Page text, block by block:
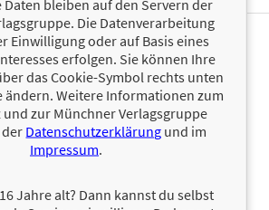
Autor und Historiker und gilt als
der deutschen sowie internationalen
Für seine journalistische Arbeit wurde er
seine kritischen Recherchen hatten
Sportgeschehen. Eggers veröffentlichte
zu diversen Themen des Sports.
Daten bleiben auf den Servern der
Die Datenverarbeitung
Einwilligung oder auf Basis eines
erfolgen. Sie können Ihre
das Cookie-Symbol rechts unten
ändern. Weitere Informationen zum
und zur Münchner Verlagsgruppe
Datenschutzerklärung und im
Impressum.
Jahre alt? Dann kannst du selbst